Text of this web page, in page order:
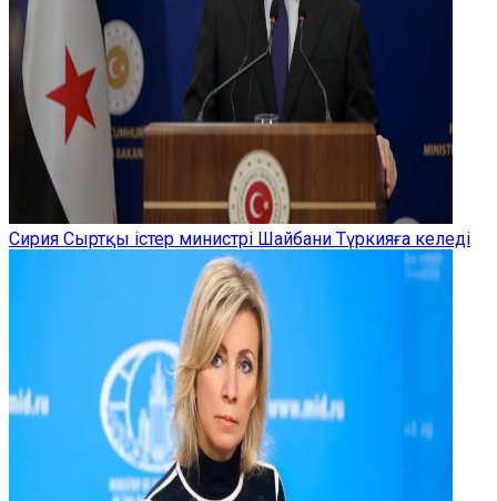
Сирия Сыртқы істер министрі Шайбани Түркияға келеді